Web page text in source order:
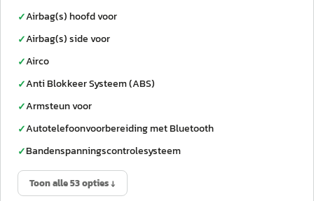
✓Airbag(s) hoofd voor
✓Airbag(s) side voor
✓Airco
✓Anti Blokkeer Systeem (ABS)
✓Armsteun voor
✓Autotelefoonvoorbereiding met Bluetooth
✓Bandenspanningscontrolesysteem
Toon alle 53 opties ↓